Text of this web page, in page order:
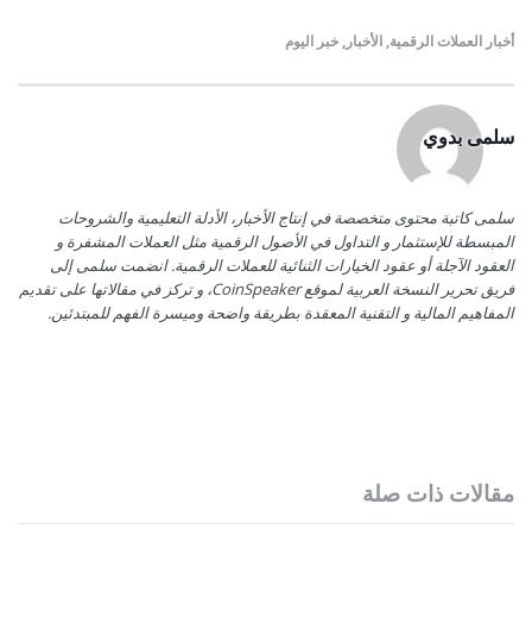
أخبار العملات الرقمية, الأخبار, خبر اليوم
سلمى بدوي
سلمى كاتبة محتوى متخصصة في إنتاج الأخبار، الأدلة التعليمية والشروحات
المبسطة للإستثمار و التداول في الأصول الرقمية مثل العملات المشفرة و
العقود الآجلة أو عقود الخيارات الثنائية للعملات الرقمية. انضمت سلمى إلى
فريق تحرير النسخة العربية لموقع CoinSpeaker، و تركز في مقالاتها على تقديم
المفاهيم المالية و التقنية المعقدة بطريقة واضحة وميسرة الفهم للمبتدئين.
مقالات ذات صلة